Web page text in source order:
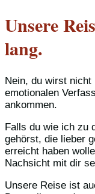
Unsere
lang.
Nein, du wirst nicht
emotionalen
ankommen.
Falls du wie ich zu
gehörst, die lieber
erreicht haben
Nachsicht mit dir
Unsere Reise ist